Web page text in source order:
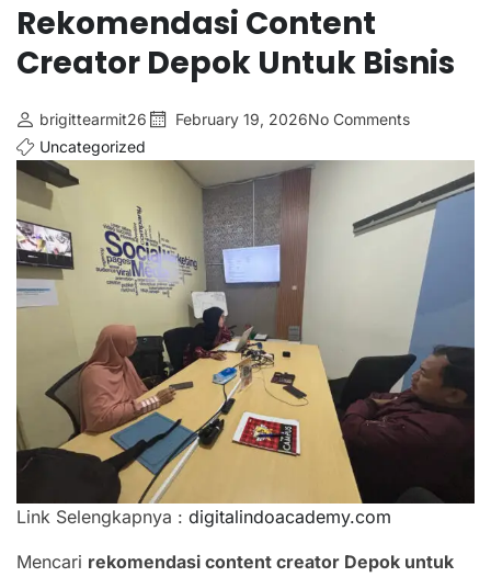
Rekomendasi Content
Creator Depok Untuk Bisnis
brigittearmit26 February 19, 2026No Comments
Uncategorized
Link Selengkapnya : digitalindoacademy.com
Mencari rekomendasi content creator Depok untuk